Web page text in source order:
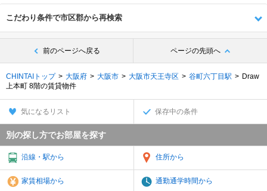
こだわり条件で市区郡から再検索
前のページへ戻る ページの先頭へ
CHINTAIトップ 大阪府 大阪市 大阪市天王寺区 谷町六丁目駅
Draw
上本町 8階の賃貸物件
気になるリスト 保存中の条件
別の探し方でお部屋を探す
沿線・駅から 住所から
家賃相場から 通勤通学時間から